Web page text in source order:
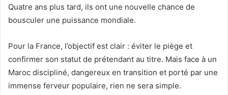
Quatre ans plus tard, ils ont une nouvelle chance de
bousculer une puissance mondiale.
Pour la France, l’objectif est clair : éviter le piège et
confirmer son statut de prétendant au titre. Mais face à un
Maroc discipliné, dangereux en transition et porté par une
immense ferveur populaire, rien ne sera simple.